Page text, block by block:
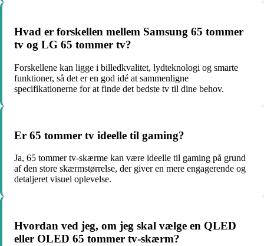
Hvad er forskellen mellem Samsung 65 tommer
tv og LG 65 tommer tv?
Forskellene kan ligge i billedkvalitet, lydteknologi og smarte
funktioner, så det er en god idé at sammenligne
specifikationerne for at finde det bedste tv til dine behov.
Er 65 tommer tv ideelle til gaming?
Ja, 65 tommer tv-skærme kan være ideelle til gaming på grund
af den store skærmstørrelse, der giver en mere engagerende og
detaljeret visuel oplevelse.
Hvordan ved jeg, om jeg skal vælge en QLED
eller OLED 65 tommer tv-skærm?